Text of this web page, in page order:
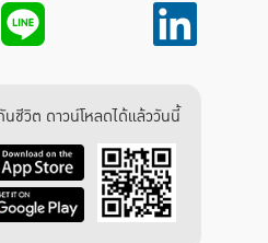
ชีวิต ดาวน์โหลดได้แล้ววันนี้